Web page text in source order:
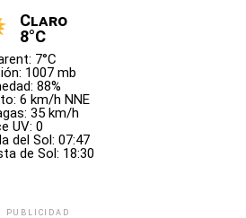
Claro
8°C
7°C
1007 mb
88%
6 km/h NNE
35 km/h
UV: 0
del Sol: 07:47
de Sol: 18:30
PUBLICIDAD